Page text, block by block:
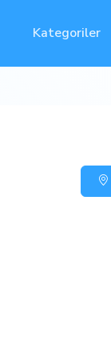
Kategoriler